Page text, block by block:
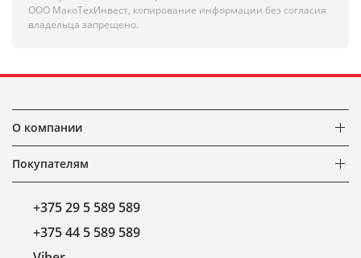
ООО МакоТехИнвест, копирование информации без согласия
владельца запрещено.
О компании
Покупателям
+375 29 5 589 589
+375 44 5 589 589